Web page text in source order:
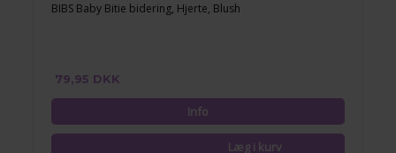
BIBS Baby Bitie bidering, Hjerte, Blush
79,95 DKK